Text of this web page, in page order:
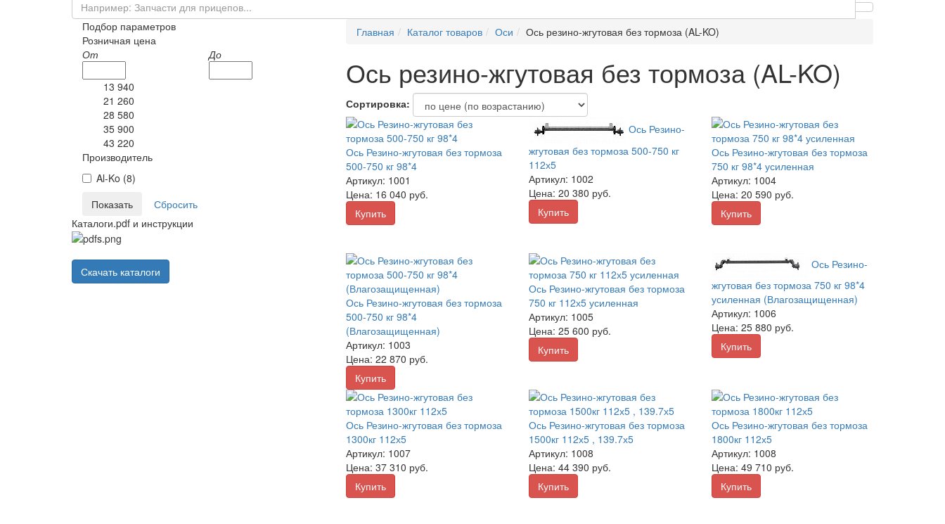
Главная Каталог товаров Оси Ось резино-жгутовая без тормоза (AL-KO)
Ось резино-жгутовая без тормоза (AL-KO)
Сортировка:
Ось Резино-жгутовая без тормоза
500-750 кг 98*4
Артикул: 1001
Цена: 16 040 руб.
Купить
Ось Резино-
жгутовая без тормоза 500-750 кг
112х5
Артикул: 1002
Цена: 20 380 руб.
Купить
Ось Резино-жгутовая без тормоза
750 кг 98*4 усиленная
Артикул: 1004
Цена: 20 590 руб.
Купить
Ось Резино-жгутовая без тормоза
500-750 кг 98*4
(Влагозащищенная)
Артикул: 1003
Цена: 22 870 руб.
Купить
Ось Резино-жгутовая без тормоза
750 кг 112х5 усиленная
Артикул: 1005
Цена: 25 600 руб.
Купить
Ось Резино-
жгутовая без тормоза 750 кг 98*4
усиленная (Влагозащищенная)
Артикул: 1006
Цена: 25 880 руб.
Купить
Ось Резино-жгутовая без тормоза
1300кг 112х5
Артикул: 1007
Цена: 37 310 руб.
Купить
Ось Резино-жгутовая без тормоза
1500кг 112х5 , 139.7х5
Артикул: 1008
Цена: 44 390 руб.
Купить
Ось Резино-жгутовая без тормоза
1800кг 112х5
Артикул: 1008
Цена: 49 710 руб.
Купить
Подбор параметров
Розничная цена
От
До
13 940
21 260
28 580
35 900
43 220
Производитель
Al-Ko (8)
Каталоги.pdf и инструкции
Скачать каталоги